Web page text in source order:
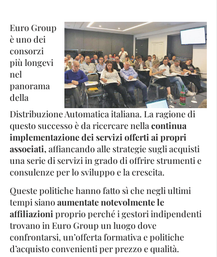
Euro Group
è uno dei
consorzi
più longevi
nel
panorama
della
Distribuzione Automatica italiana. La ragione di
questo successo è da ricercare nella continua
implementazione dei servizi offerti ai propri
associati, affiancando alle strategie sugli acquisti
una serie di servizi in grado di offrire strumenti e
consulenze per lo sviluppo e la crescita.
Queste politiche hanno fatto sì che negli ultimi
tempi sianoaumentate notevolmente le
affiliazioniproprio perché i gestori indipendenti
trovano in Euro Group un luogo dove
confrontarsi, un’offerta formativa e politiche
d’acquisto convenienti per prezzo e qualità.